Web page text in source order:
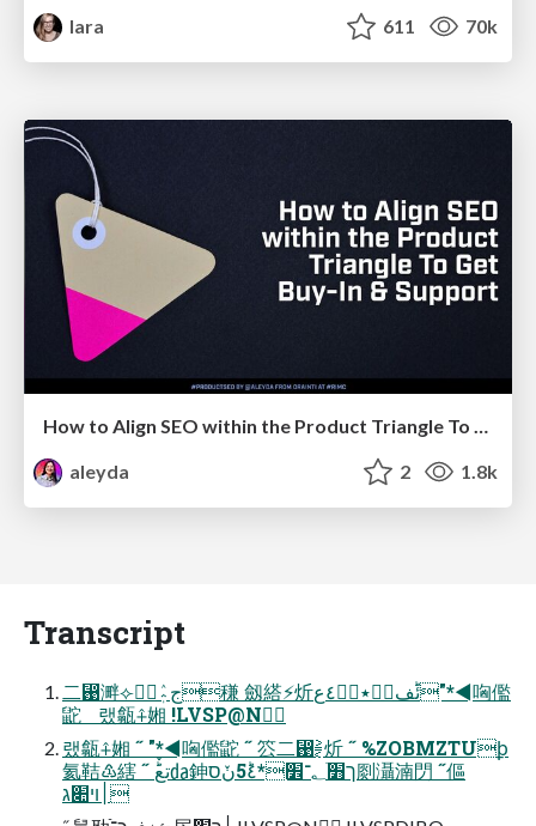
lara
611 70k
How to Align SEO within the Product Triangle To Get Buy-In & Support - #RIMC
aleyda
2 1.8k
Transcript
二⶙溿⟣ج؞ٖٛطؔ稴 劔䌋⚡炘ئؕف٭ؙ٭ةؘ٤ع"*◄哅儖
鼧 랬㽂⨣㜀 !LVSP@N
랬㽂⨣㜀 ˝ "*◄哅儖鼧 ˝ 䇗二⶙⪌炘 ˝ %ZOBMZTUꝧ
氦鞊♳縖 ˝ ؕٚتع㍲鉮ך׻ׂ؂־׾*5ؕ٤نٚס㓹灄湳閁 ˝傴
׀ױ׊ג